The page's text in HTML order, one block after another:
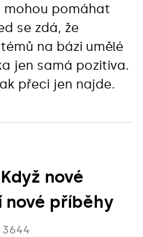
pomáhat
se zdá, že
na bázi umělé
jen samá pozitiva.
přeci jen najde.
nové
příběhy